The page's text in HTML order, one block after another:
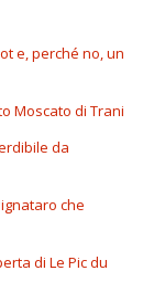
e, perché no, un
Moscato di Trani
da
che
di Le Pic du